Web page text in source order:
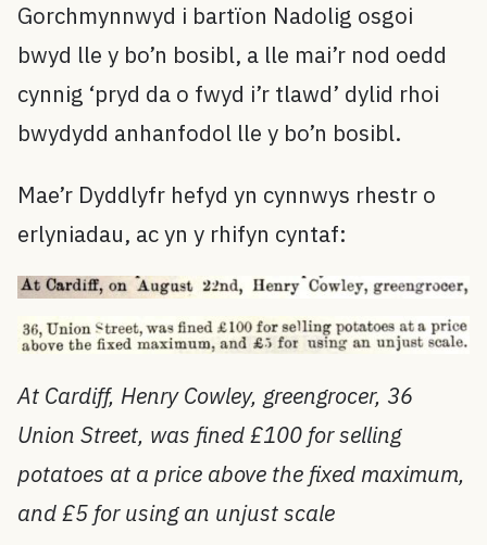
Gorchmynnwyd i bartïon Nadolig osgoi
bwyd lle y bo’n bosibl, a lle mai’r nod oedd
cynnig ‘pryd da o fwyd i’r tlawd’ dylid rhoi
bwydydd anhanfodol lle y bo’n bosibl.
Mae’r Dyddlyfr hefyd yn cynnwys rhestr o
erlyniadau, ac yn y rhifyn cyntaf:
At Cardiff, Henry Cowley, greengrocer, 36
Union Street, was fined £100 for selling
potatoes at a price above the fixed maximum,
and £5 for using an unjust scale